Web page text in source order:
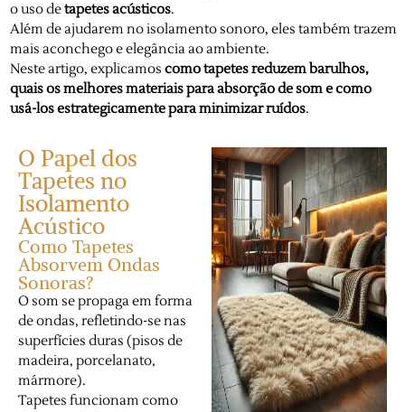
o uso detapetes acústicos.
Além de ajudarem no isolamento sonoro, eles também trazem
mais aconchego e elegância ao ambiente.
Neste artigo, explicamos como tapetes reduzem barulhos,
quais os melhores materiais para absorção de som e como
usá-los estrategicamente para minimizar ruídos.
O Papel dos
Tapetes no
Isolamento
Acústico
Como Tapetes
Absorvem Ondas
Sonoras?
O som se propaga em forma
de ondas, refletindo-se nas
superfícies duras (pisos de
madeira, porcelanato,
mármore).
Tapetes funcionam como